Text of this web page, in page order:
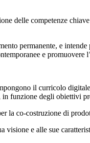
delle competenze
permanente, e
e promuovere
il curricolo
funzione degli obiettivi
la co-costruzione di
e alle sue